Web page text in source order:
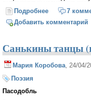
Подробнее о
7
Добавить комментарий
Санькины танцы
Мария Коробова , 24/
Поэзия
Пасодобль